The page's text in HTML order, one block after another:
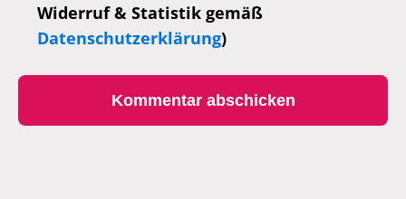
Widerruf & Statistik gemäß
Datenschutzerklärung)